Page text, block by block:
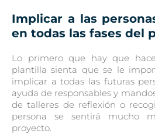
Implicar a las
en todas las fases del
Lo primero que hay que
plantilla sienta que se le
implicar a todas las futuras
ayuda de responsables y
de talleres de reflexión o
persona se sentirá mucho
proyecto.